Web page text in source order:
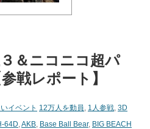
＆ニコニコ超パ
戦レポート】
イベント 12万人を動員, 1人参戦, 3D
64D,AKB, Base Ball Bear, BIG BEACH